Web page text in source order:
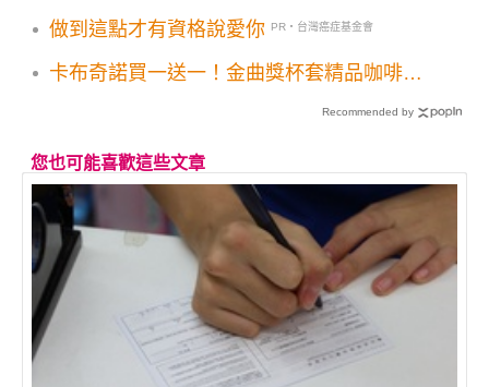
做到這點才有資格說愛你 PR・台灣癌症基金會
卡布奇諾買一送一！金曲獎杯套精品咖啡第
Recommended by
您也可能喜歡這些文章